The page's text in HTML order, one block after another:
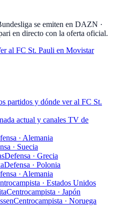
se emiten en DAZN ·
en directo con la oferta oficial.
al FC St. Pauli en Movistar
partidos y dónde ver al FC St.
actual y canales TV de
· Alemania
· Suecia
Defensa · Grecia
Defensa · Polonia
· Alemania
· Estados Unidos
Centrocampista · Japón
Centrocampista · Noruega